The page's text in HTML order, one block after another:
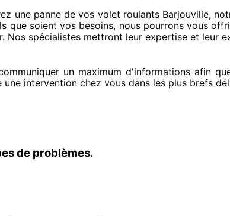
une panne de vos volet roulants Barjouville,
que soient vos besoins, nous pourrons vous
. Nos spécialistes mettront leur expertise et leur
un maximum d'informationsafin
une intervention chez vous dans les plus brefs
de problèmes.